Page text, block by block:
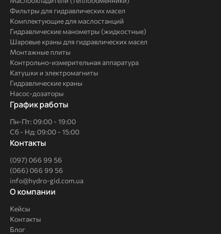
Фильтры для гидравлических масел
Комплектующие для маслостанций
Гидравлические манометры (жидкостные)
Шаровые краны для гидравлических масел
Монтажные плиты
Контрольно-измерительная аппаратура
Катушки и электромагниты
Гидравлические краны
Насос-дозаторы
График работы
Пн-Пт: 09:00 - 19:00
Сб - Нд: 09:00 - 15:00
Контакты
(097) 066 99 56
(066) 066 99 56
info@hydro-gid.com.ua
О
компании
О компании
Кейсы
Контакты
Блог